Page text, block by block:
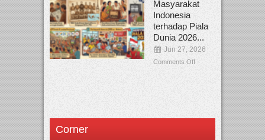
Masyarakat
Indonesia
terhadap Piala
Dunia 2026...
Jun 27, 2026
Comments Off
Corner